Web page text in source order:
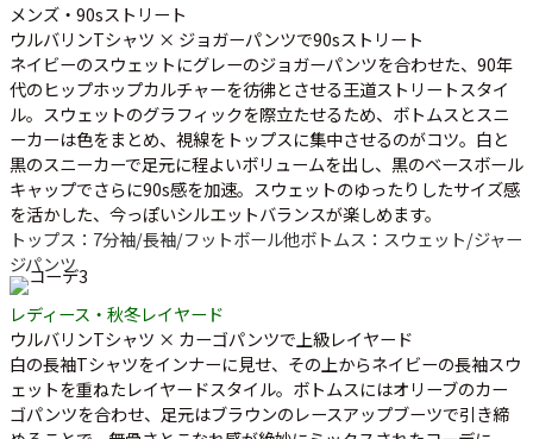
メンズ・90sストリート
ウルバリンTシャツ × ジョガーパンツで90sストリート
ネイビーのスウェットにグレーのジョガーパンツを合わせた、90年
代のヒップホップカルチャーを彷彿とさせる王道ストリートスタイ
ル。スウェットのグラフィックを際立たせるため、ボトムスとスニ
ーカーは色をまとめ、視線をトップスに集中させるのがコツ。白と
黒のスニーカーで足元に程よいボリュームを出し、黒のベースボール
キャップでさらに90s感を加速。スウェットのゆったりしたサイズ感
を活かした、今っぽいシルエットバランスが楽しめます。
トップス：7分袖/長袖/フットボール他ボトムス：スウェット/ジャー
ジパンツ
レディース・秋冬レイヤード
ウルバリンTシャツ × カーゴパンツで上級レイヤード
白の長袖Tシャツをインナーに見せ、その上からネイビーの長袖スウ
ェットを重ねたレイヤードスタイル。ボトムスにはオリーブのカー
ゴパンツを合わせ、足元はブラウンのレースアップブーツで引き締